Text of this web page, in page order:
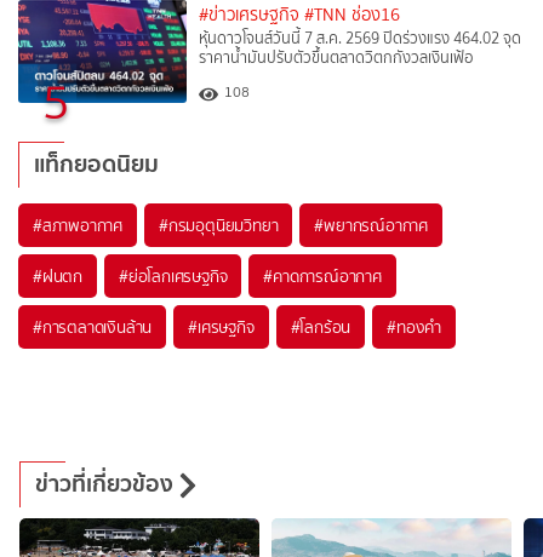
5
#ข่าวเศรษฐกิจ #TNN ช่อง16
หุ้นดาวโจนส์วันนี้ 7 ส.ค. 2569 ปิดร่วงแรง 464.02 จุด
ราคาน้ำมันปรับตัวขึ้นตลาดวิตกกังวลเงินเฟ้อ
108
แท็กยอดนิยม
#สภาพอากาศ #กรมอุตุนิยมวิทยา #พยากรณ์อากาศ
#ฝนตก #ย่อโลกเศรษฐกิจ #คาดการณ์อากาศ
#การตลาดเงินล้าน #เศรษฐกิจ #โลกร้อน #ทองคำ
ข่าวที่เกี่ยวข้อง